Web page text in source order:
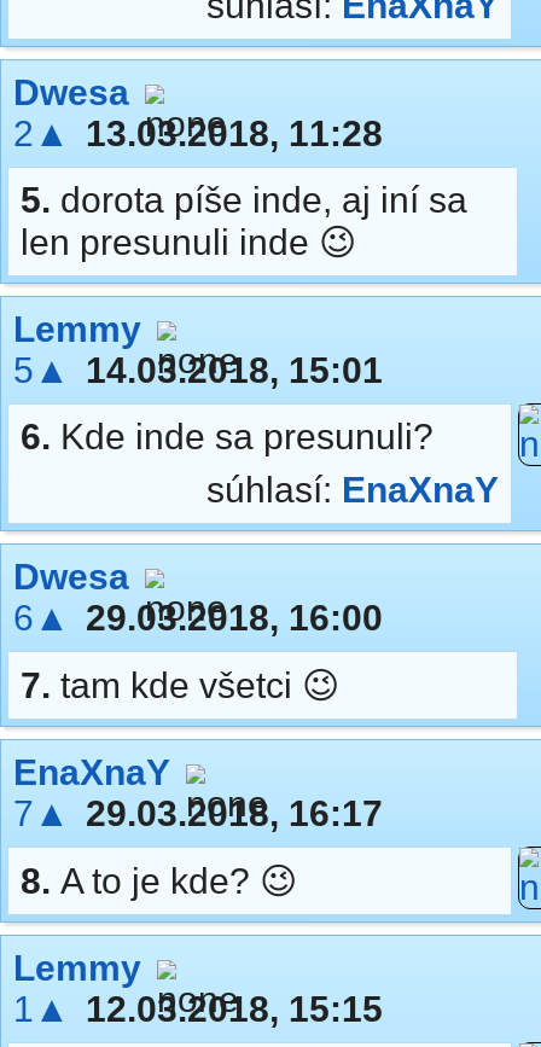
Dwesa
2▲
13.03.2018, 11:28
5. dorota píše inde, aj iní sa
len presunuli inde 😉
Lemmy
5▲
14.03.2018, 15:01
6. Kde inde sa presunuli?
súhlasí: EnaXnaY
Dwesa
6▲
29.03.2018, 16:00
7. tam kde všetci 😉
EnaXnaY
7▲
29.03.2018, 16:17
8. A to je kde? 😉
Lemmy
1▲
12.03.2018, 15:15